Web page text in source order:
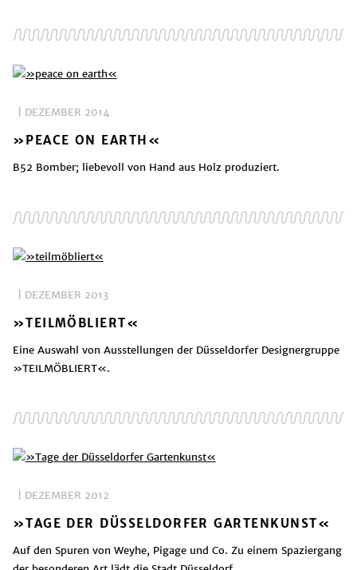
| DEZEMBER 2014
»PEACE ON EARTH«
B52 Bomber; liebevoll von Hand aus Holz produziert.
| DEZEMBER 2013
»TEILMÖBLIERT«
Eine Auswahl von Ausstellungen der Düsseldorfer Designergruppe
»TEILMÖBLIERT«.
| DEZEMBER 2012
»TAGE DER DÜSSELDORFER GARTENKUNST«
Auf den Spuren von Weyhe, Pigage und Co. Zu einem Spaziergang